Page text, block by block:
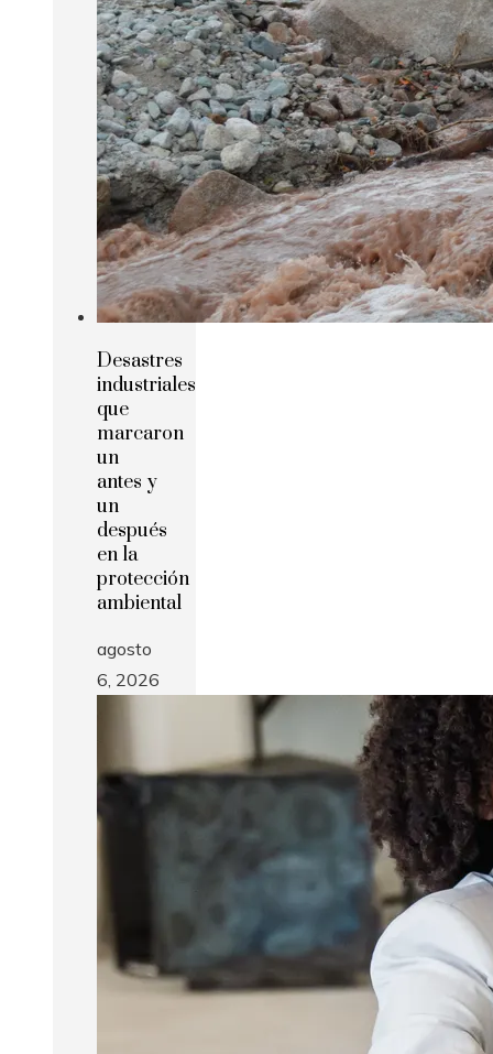
Desastres
industriales
que
marcaron
un
antes y
un
después
en la
protección
ambiental
agosto
6, 2026